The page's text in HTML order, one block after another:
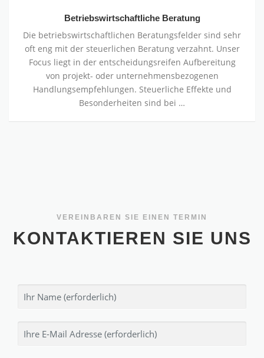
Betriebswirtschaftliche Beratung
Die betriebswirtschaftlichen Beratungsfelder sind sehr
oft eng mit der steuerlichen Beratung verzahnt. Unser
Focus liegt in der entscheidungsreifen Aufbereitung
von projekt- oder unternehmensbezogenen
Handlungsempfehlungen. Steuerliche Effekte und
Besonderheiten sind bei …
VEREINBAREN SIE EINEN TERMIN
KONTAKTIEREN SIE UNS